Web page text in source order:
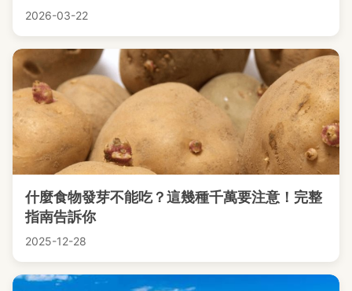
2026-03-22
什麼食物發芽不能吃？這幾種千萬要注意！完整
指南告訴你
2025-12-28